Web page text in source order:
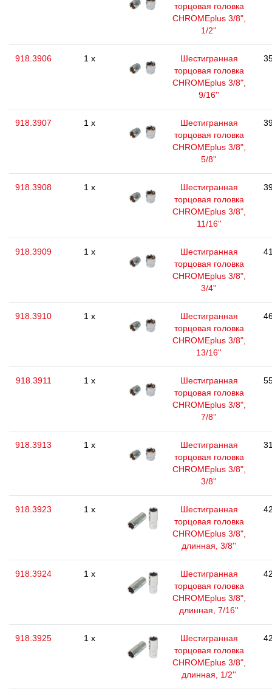
торцовая головка
CHROMEplus 3/8",
1/2''
918.3906 1 x
Шестигранная
торцовая головка
CHROMEplus 3/8",
9/16''
918.3907 1 x
Шестигранная
торцовая головка
CHROMEplus 3/8",
5/8''
918.3908 1 x
Шестигранная
торцовая головка
CHROMEplus 3/8",
11/16''
918.3909 1 x
Шестигранная
торцовая головка
CHROMEplus 3/8",
3/4''
918.3910 1 x
Шестигранная
торцовая головка
CHROMEplus 3/8",
13/16''
918.3911 1 x
Шестигранная
торцовая головка
CHROMEplus 3/8",
7/8''
918.3913 1 x
Шестигранная
торцовая головка
CHROMEplus 3/8",
3/8''
918.3923 1 x
Шестигранная
торцовая головка
CHROMEplus 3/8",
длинная, 3/8''
918.3924 1 x
Шестигранная
торцовая головка
CHROMEplus 3/8",
длинная, 7/16''
918.3925 1 x
Шестигранная
торцовая головка
CHROMEplus 3/8",
длинная, 1/2''